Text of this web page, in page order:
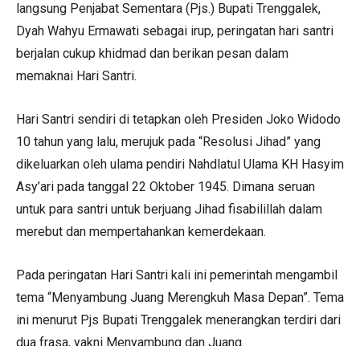
langsung Penjabat Sementara (Pjs.) Bupati Trenggalek,
Dyah Wahyu Ermawati sebagai irup, peringatan hari santri
berjalan cukup khidmad dan berikan pesan dalam
memaknai Hari Santri.
Hari Santri sendiri di tetapkan oleh Presiden Joko Widodo
10 tahun yang lalu, merujuk pada “Resolusi Jihad” yang
dikeluarkan oleh ulama pendiri Nahdlatul Ulama KH Hasyim
Asy’ari pada tanggal 22 Oktober 1945. Dimana seruan
untuk para santri untuk berjuang Jihad fisabilillah dalam
merebut dan mempertahankan kemerdekaan.
Pada peringatan Hari Santri kali ini pemerintah mengambil
tema “Menyambung Juang Merengkuh Masa Depan”. Tema
ini menurut Pjs Bupati Trenggalek menerangkan terdiri dari
dua frasa, yakni Menyambung dan Juang.